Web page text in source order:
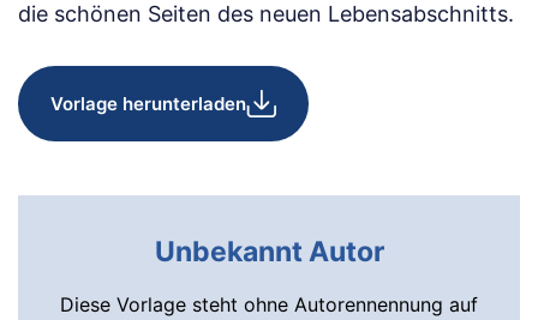
die schönen Seiten des neuen Lebensabschnitts.
Vorlage herunterladen
Unbekannt Autor
Diese Vorlage steht ohne Autorennennung auf